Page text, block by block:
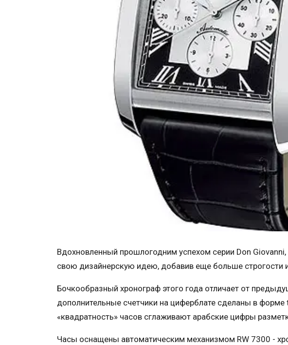
Вдохновленный прошлогодним успехом серии Don Giovanni,
свою дизайнерскую идею, добавив еще больше строгости
Бочкообразный хронограф этого года отличает от
дополнительные счетчики на циферблате сделаны в
«квадратность» часов сглаживают арабские цифры
Часы оснащены автоматическим механизмом RW 7300 -